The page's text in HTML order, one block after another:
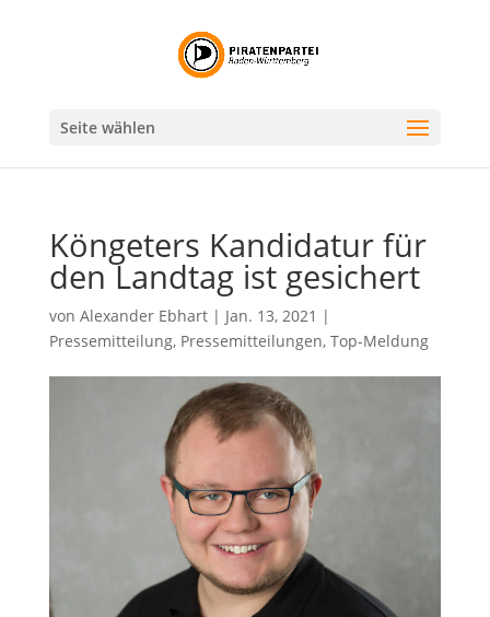
Seite wählen
Köngeters Kandidatur für
den Landtag ist gesichert
von Alexander Ebhart| Jan. 13, 2021 |
Pressemitteilung, Pressemitteilungen, Top-Meldung